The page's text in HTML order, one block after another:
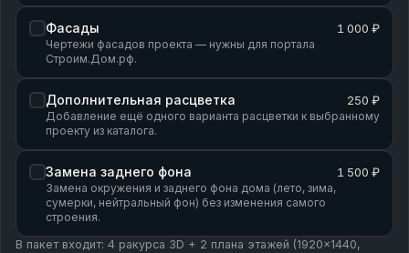
Фасады 1 000 ₽
Чертежи фасадов проекта — нужны для портала
Строим.Дом.рф.
Дополнительная расцветка 250 ₽
Добавление ещё одного варианта расцветки к выбранному
проекту из каталога.
Замена заднего фона 1 500 ₽
Замена окружения и заднего фона дома (лето, зима,
сумерки, нейтральный фон) без изменения самого
строения.
В пакет входит: 4 ракурса 3D + 2 плана этажей (1920×1440,